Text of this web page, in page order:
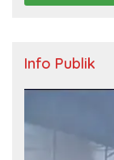
Info Publik